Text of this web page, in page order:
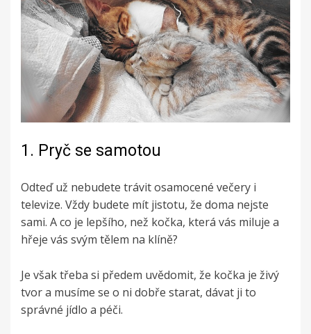
1. Pryč se samotou
Odteď už nebudete trávit osamocené večery i
televize. Vždy budete mít jistotu, že doma nejste
sami. A co je lepšího, než kočka, která vás miluje a
hřeje vás svým tělem na klíně?
Je však třeba si předem uvědomit, že kočka je živý
tvor a musíme se o ni dobře starat, dávat ji to
správné jídlo a péči.